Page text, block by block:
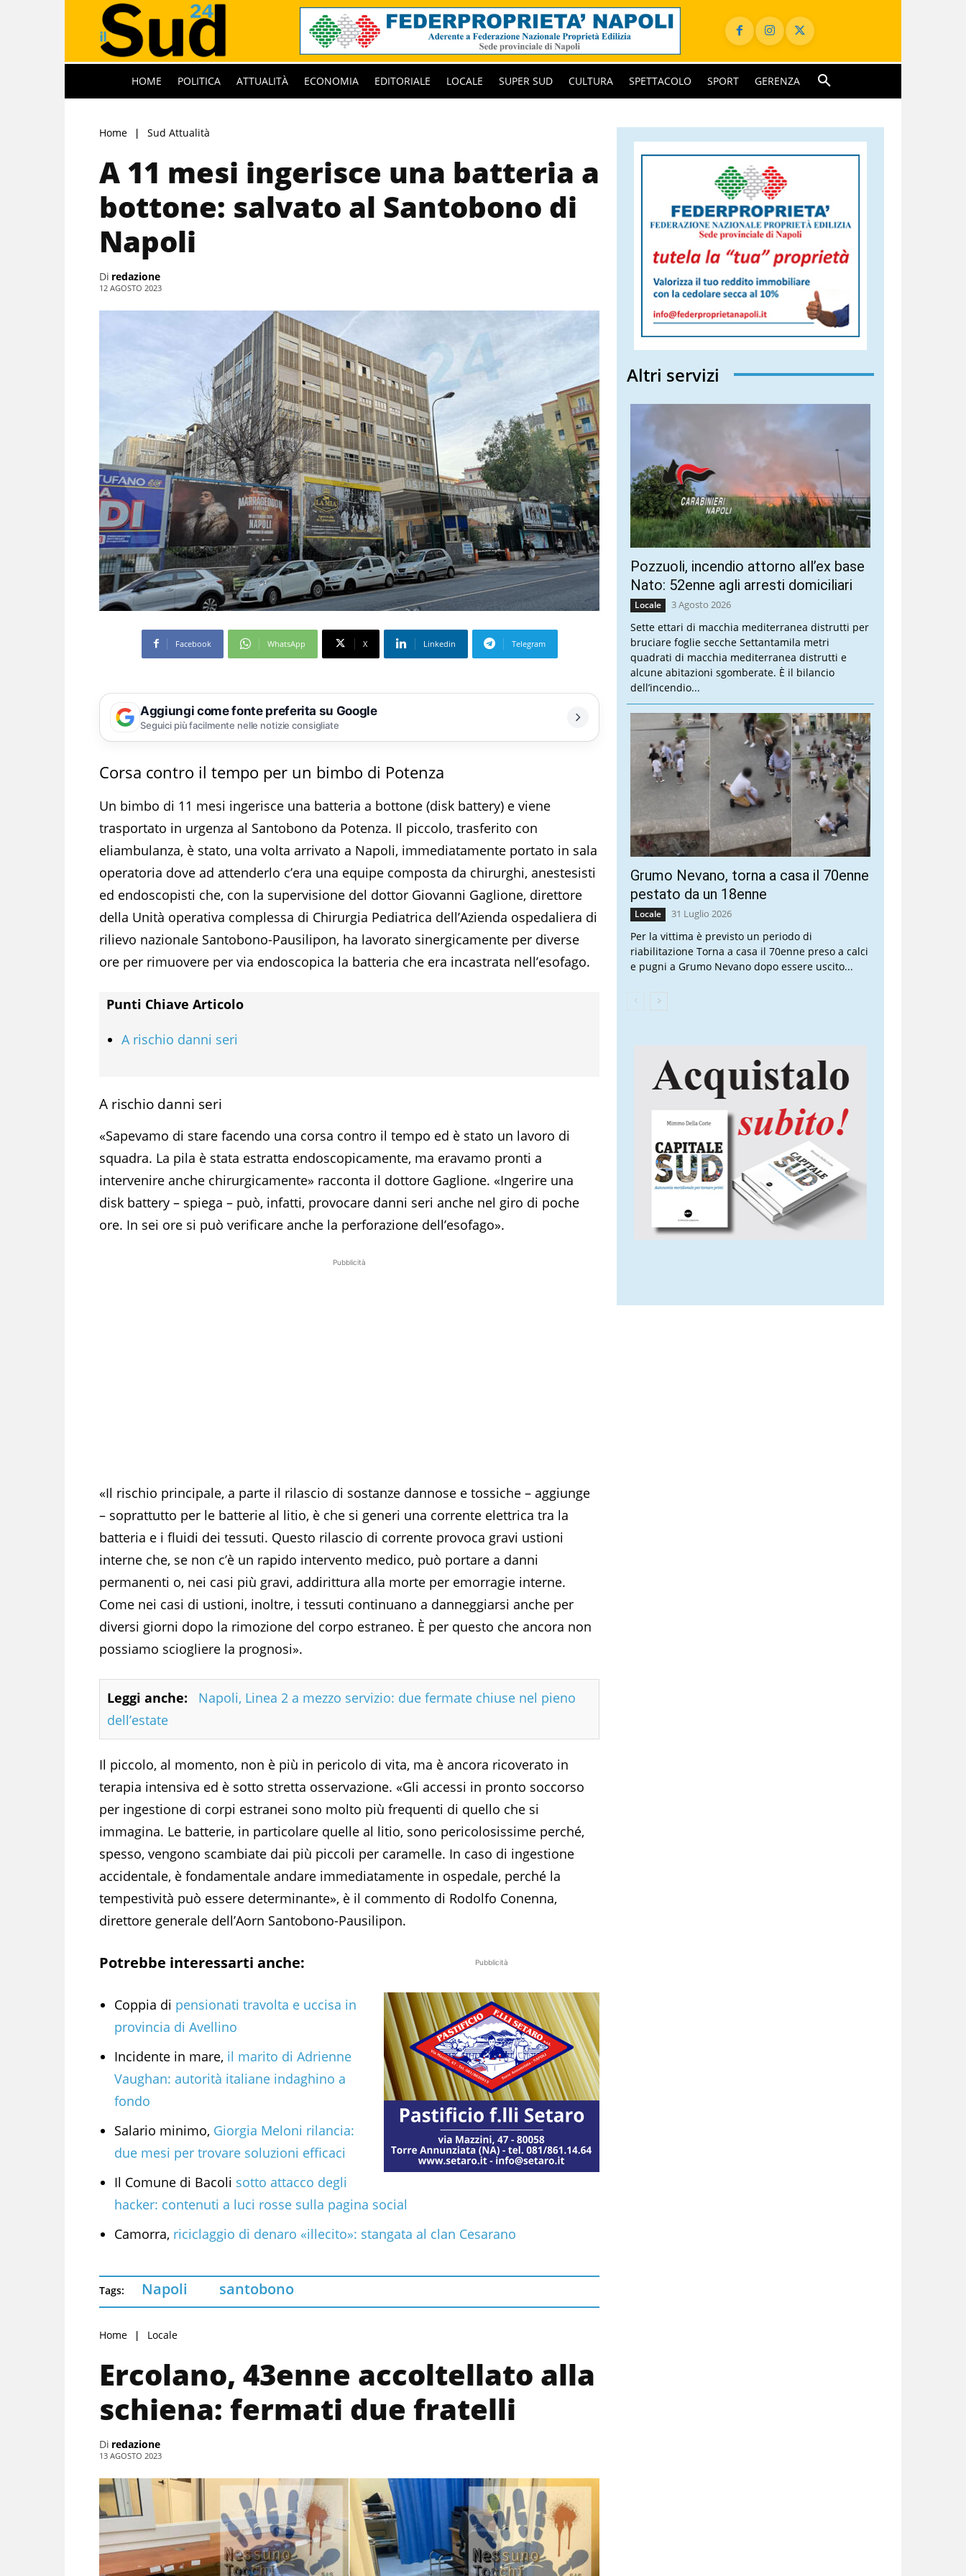
HOME POLITICA ATTUALITÀ ECONOMIA EDITORIALE LOCALE SUPER SUD CULTURA SPETTACOLO SPORT GERENZA
Home Sud Attualità
A 11 mesi ingerisce una batteria a
bottone: salvato al Santobono di
Napoli
Di redazione
12 AGOSTO 2023
Facebook WhatsApp X Linkedin Telegram
Aggiungi come fonte preferita su Google
Seguici più facilmente nelle notizie consigliate
Corsa contro il tempo per un bimbo di Potenza
Un bimbo di 11 mesi ingerisce una batteria a bottone (disk battery) e viene
trasportato in urgenza al Santobono da Potenza. Il piccolo, trasferito con
eliambulanza, è stato, una volta arrivato a Napoli, immediatamente portato in sala
operatoria dove ad attenderlo c’era una equipe composta da chirurghi, anestesisti
ed endoscopisti che, con la supervisione del dottor Giovanni Gaglione, direttore
della Unità operativa complessa di Chirurgia Pediatrica dell’Azienda ospedaliera di
rilievo nazionale Santobono-Pausilipon, ha lavorato sinergicamente per diverse
ore per rimuovere per via endoscopica la batteria che era incastrata nell’esofago.
Punti Chiave Articolo
A rischio danni seri
A rischio danni seri
«Sapevamo di stare facendo una corsa contro il tempo ed è stato un lavoro di
squadra. La pila è stata estratta endoscopicamente, ma eravamo pronti a
intervenire anche chirurgicamente» racconta il dottore Gaglione. «Ingerire una
disk battery – spiega – può, infatti, provocare danni seri anche nel giro di poche
ore. In sei ore si può verificare anche la perforazione dell’esofago».
Pubblicità
«Il rischio principale, a parte il rilascio di sostanze dannose e tossiche – aggiunge
– soprattutto per le batterie al litio, è che si generi una corrente elettrica tra la
batteria e i fluidi dei tessuti. Questo rilascio di corrente provoca gravi ustioni
interne che, se non c’è un rapido intervento medico, può portare a danni
permanenti o, nei casi più gravi, addirittura alla morte per emorragie interne.
Come nei casi di ustioni, inoltre, i tessuti continuano a danneggiarsi anche per
diversi giorni dopo la rimozione del corpo estraneo. È per questo che ancora non
possiamo sciogliere la prognosi».
Leggi anche:
Napoli, Linea 2 a mezzo servizio: due fermate chiuse nel pieno
dell’estate
Il piccolo, al momento, non è più in pericolo di vita, ma è ancora ricoverato in
terapia intensiva ed è sotto stretta osservazione. «Gli accessi in pronto soccorso
per ingestione di corpi estranei sono molto più frequenti di quello che si
immagina. Le batterie, in particolare quelle al litio, sono pericolosissime perché,
spesso, vengono scambiate dai più piccoli per caramelle. In caso di ingestione
accidentale, è fondamentale andare immediatamente in ospedale, perché la
tempestività può essere determinante», è il commento di Rodolfo Conenna,
direttore generale dell’Aorn Santobono-Pausilipon.
Pubblicità
Potrebbe interessarti anche:
Coppia di pensionati travolta e uccisa in
provincia di Avellino
Incidente in mare, il marito di Adrienne
Vaughan: autorità italiane indaghino a
fondo
Salario minimo, Giorgia Meloni rilancia:
due mesi per trovare soluzioni efficaci
Il Comune di Bacoli sotto attacco degli
hacker: contenuti a luci rosse sulla pagina social
Camorra, riciclaggio di denaro «illecito»: stangata al clan Cesarano
Tags: Napoli santobono
Home Locale
Ercolano, 43enne accoltellato alla
schiena: fermati due fratelli
Di redazione
13 AGOSTO 2023
Altri servizi
Pozzuoli, incendio attorno all’ex base
Nato: 52enne agli arresti domiciliari
Locale 3 Agosto 2026
Sette ettari di macchia mediterranea distrutti per
bruciare foglie secche Settantamila metri
quadrati di macchia mediterranea distrutti e
alcune abitazioni sgomberate. È il bilancio
dell’incendio...
Grumo Nevano, torna a casa il 70enne
pestato da un 18enne
Locale 31 Luglio 2026
Per la vittima è previsto un periodo di
riabilitazione Torna a casa il 70enne preso a calci
e pugni a Grumo Nevano dopo essere uscito...